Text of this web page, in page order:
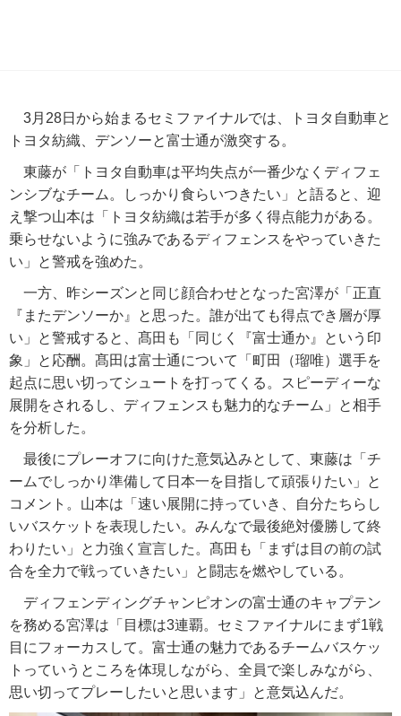
3月28日から始まるセミファイナルでは、トヨタ自動車と
トヨタ紡織、デンソーと富士通が激突する。
東藤が「トヨタ自動車は平均失点が一番少なくディフェ
ンシブなチーム。しっかり食らいつきたい」と語ると、迎
え撃つ山本は「トヨタ紡織は若手が多く得点能力がある。
乗らせないように強みであるディフェンスをやっていきた
い」と警戒を強めた。
一方、昨シーズンと同じ顔合わせとなった宮澤が「正直
『またデンソーか』と思った。誰が出ても得点でき層が厚
い」と警戒すると、髙田も「同じく『富士通か』という印
象」と応酬。髙田は富士通について「町田（瑠唯）選手を
起点に思い切ってシュートを打ってくる。スピーディーな
展開をされるし、ディフェンスも魅力的なチーム」と相手
を分析した。
最後にプレーオフに向けた意気込みとして、東藤は「チ
ームでしっかり準備して日本一を目指して頑張りたい」と
コメント。山本は「速い展開に持っていき、自分たちらし
いバスケットを表現したい。みんなで最後絶対優勝して終
わりたい」と力強く宣言した。髙田も「まずは目の前の試
合を全力で戦っていきたい」と闘志を燃やしている。
ディフェンディングチャンピオンの富士通のキャプテン
を務める宮澤は「目標は3連覇。セミファイナルにまず1戦
目にフォーカスして。富士通の魅力であるチームバスケッ
トっていうところを体現しながら、全員で楽しみながら、
思い切ってプレーしたいと思います」と意気込んだ。